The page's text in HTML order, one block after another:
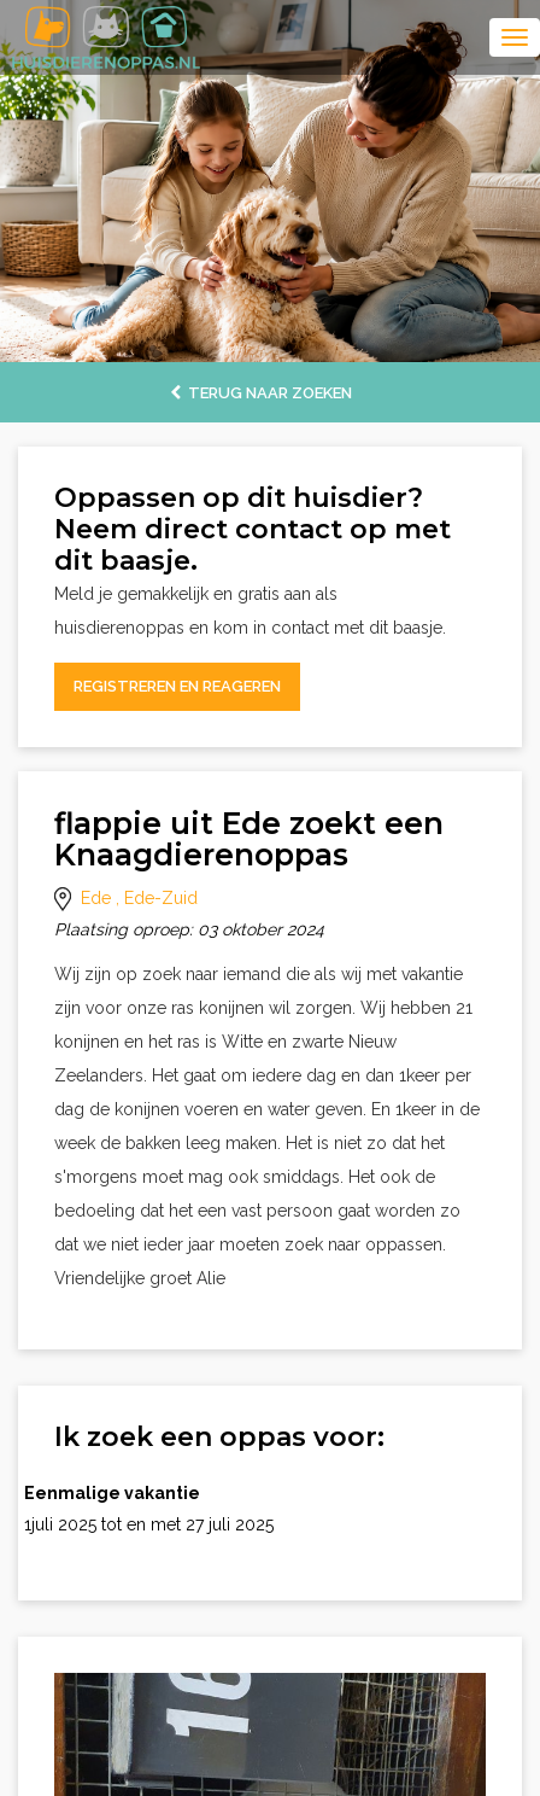
TERUG NAAR ZOEKEN
Oppassen op dit huisdier?
Neem direct contact op met
dit baasje.
Meld je gemakkelijk en gratis aan als
huisdierenoppas en kom in contact met dit baasje.
REGISTREREN EN REAGEREN
flappie uit Ede zoekt een
Knaagdierenoppas
Ede , Ede-Zuid
Plaatsing oproep: 03 oktober 2024
Wij zijn op zoek naar iemand die als wij met vakantie
zijn voor onze ras konijnen wil zorgen. Wij hebben 21
konijnen en het ras is Witte en zwarte Nieuw
Zeelanders. Het gaat om iedere dag en dan 1keer per
dag de konijnen voeren en water geven. En 1keer in de
week de bakken leeg maken. Het is niet zo dat het
s'morgens moet mag ook smiddags. Het ook de
bedoeling dat het een vast persoon gaat worden zo
dat we niet ieder jaar moeten zoek naar oppassen.
Vriendelijke groet Alie
Ik zoek een oppas voor:
Eenmalige vakantie
1juli 2025 tot en met 27 juli 2025